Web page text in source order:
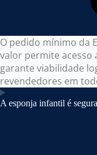
O pedido mínimo da
valor permite acesso
garante viabilidade
revendedores em
A esponja infantil é